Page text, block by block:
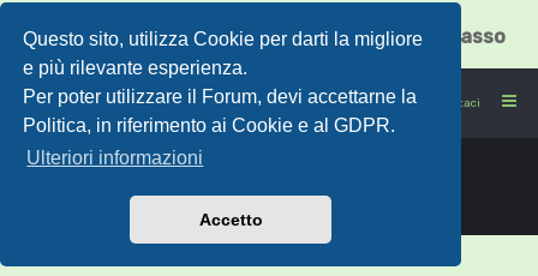
Questo sito, utilizza Cookie per darti la migliore
e più rilevante esperienza.
Per poter utilizzare il Forum, devi accettarne la
Politica, in riferimento ai Cookie e al GDPR.
Ulteriori informazioni
Accetto
•
Cefalea tensiva•Vertigini•Floating Chiasso
FORUMSANO: la salute non è l'assenza di malattia Contattaci
Traduzione Italiana
©2026phpBB SEObyInveo